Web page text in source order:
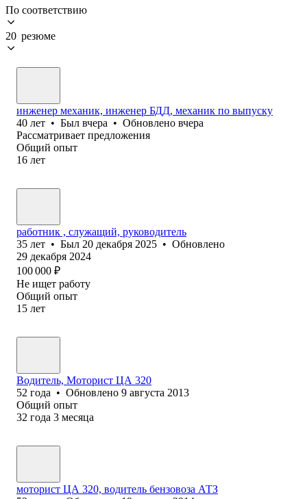
По соответствию
20 резюме
инженер механик, инженер БДД, механик по выпуску
40 лет • Был вчера • Обновлено вчера
Рассматривает предложения
Общий опыт
16 лет
работник , служащий, руководитель
35 лет • Был 20 декабря 2025 • Обновлено
29 декабря 2024
100 000 ₽
Не ищет работу
Общий опыт
15 лет
Водитель, Моторист ЦА 320
52 года • Обновлено 9 августа 2013
Общий опыт
32 года 3 месяца
моторист ЦА 320, водитель бензовоза АТЗ